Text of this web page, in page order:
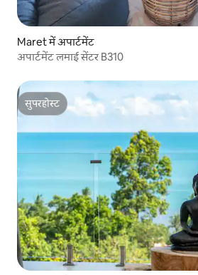
Maret में अपार्टमेंट
अपार्टमेंट लमाई सेंटर B310
सुपरहोस्ट
सुपरहोस्ट